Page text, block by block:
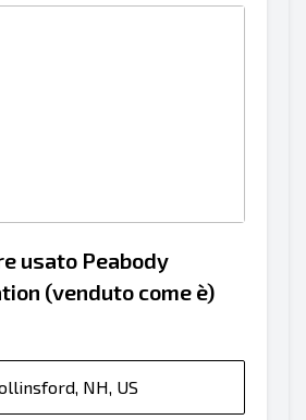
usato Peabody
(venduto come è)
NH, US